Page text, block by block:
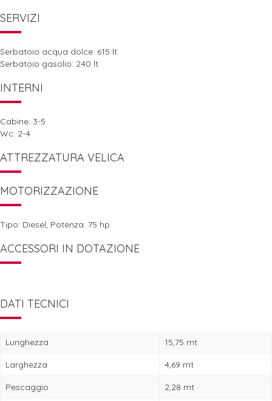
SERVIZI
Serbatoio acqua dolce: 615 lt
Serbatoio gasolio: 240 lt
INTERNI
Cabine: 3-5
Wc: 2-4
ATTREZZATURA VELICA
MOTORIZZAZIONE
Tipo: Diesel, Potenza: 75 hp
ACCESSORI IN DOTAZIONE
DATI TECNICI
Lunghezza 15,75 mt
Larghezza 4,69 mt
Pescaggio 2,28 mt